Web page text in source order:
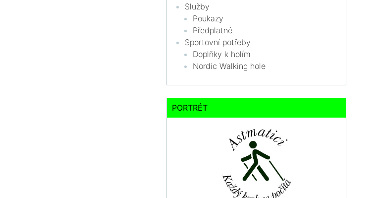
Služby
Poukazy
Předplatné
Sportovní potřeby
Doplňky k holím
Nordic Walking hole
PORTRÉT